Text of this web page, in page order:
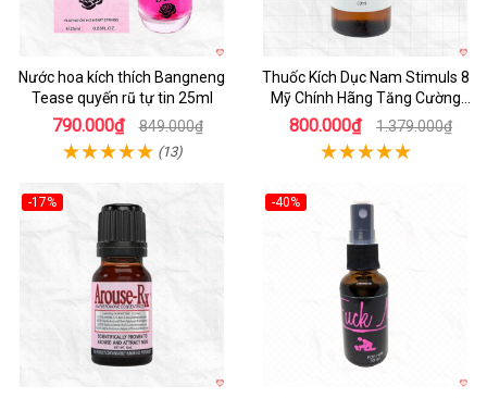
Nước hoa kích thích Bangneng
Tease quyến rũ tự tin 25ml
790.000₫ 849.000₫
(13)
Thuốc Kích Dục Nam Stimuls 8
Mỹ Chính Hãng Tăng Cường
Sinh Lý Nam
800.000₫ 1.379.000₫
-17% -40%